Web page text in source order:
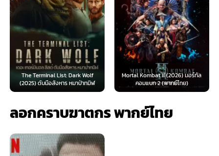
The Terminal List: Dark Wolf
(2025) ดับมือสังหาร หมาป่าทมิฬ
Mortal Kombat II (2026) มอร์ทัล
คอมแบท 2 (พากย์ไทย)
ลอกคราบฆาตกร พากย์ไทย